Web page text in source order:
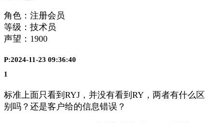
角色：注册会员
等级：技术员
声望： 1900
P:2024-11-23 09:36:40
1
标准上面只看到RYJ，并没有看到RY，两者有什么区
别吗？还是客户给的信息错误？